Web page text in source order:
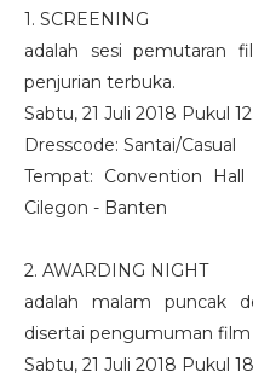
1. SCREENING
adalah sesi pemutaran
penjurian terbuka.
Sabtu, 21 Juli 2018 Pukul
Dresscode: Santai/Casual
Tempat: Convention
Cilegon - Banten
2. AWARDING NIGHT
adalah malam puncak
disertai pengumuman film
Sabtu, 21 Juli 2018 Pukul